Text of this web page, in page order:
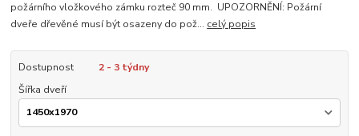
požárního vložkového zámku rozteč 90 mm. UPOZORNĚNÍ: Požární
dveře dřevěné musí být osazeny do pož... celý popis
Dostupnost
2 - 3 týdny
Šířka dveří